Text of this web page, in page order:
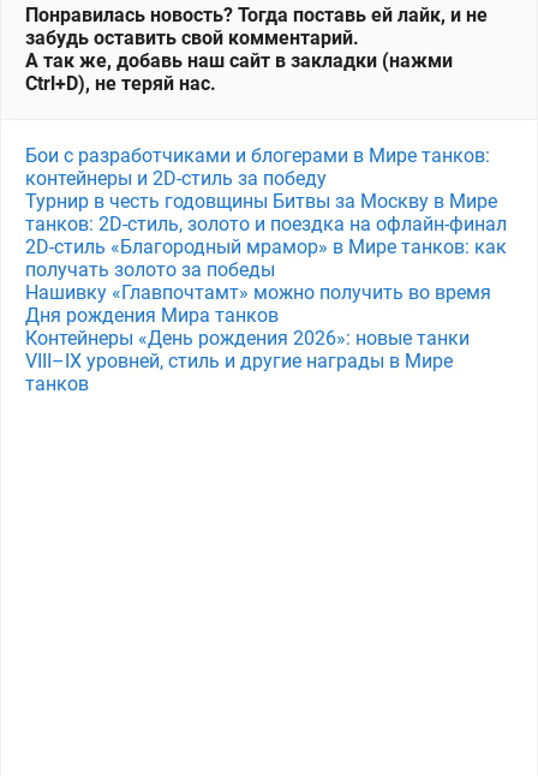
Понравилась новость? Тогда поставь ей лайк, и не
забудь оставить свой комментарий.
А так же, добавь наш сайт в закладки (нажми
Ctrl+D), не теряй нас.
Бои с разработчиками и блогерами в Мире танков:
контейнеры и 2D-стиль за победу
Турнир в честь годовщины Битвы за Москву в Мире
танков: 2D-стиль, золото и поездка на офлайн-финал
2D-стиль «Благородный мрамор» в Мире танков: как
получать золото за победы
Нашивку «Главпочтамт» можно получить во время
Дня рождения Мира танков
Контейнеры «День рождения 2026»: новые танки
VIII–IX уровней, стиль и другие награды в Мире
танков